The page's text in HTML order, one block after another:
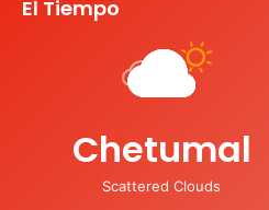
El Tiempo
Chetumal
Scattered Clouds